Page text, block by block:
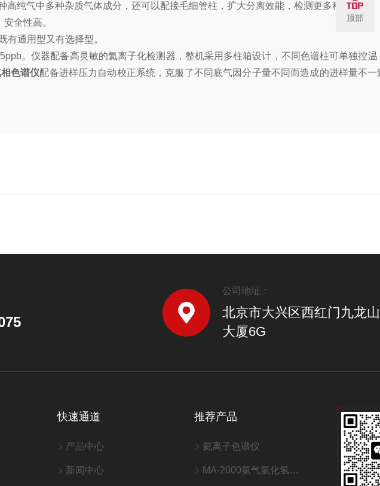
气中多种杂质气体成分，还可以配接毛细管柱，扩大分离效能，检测更多种成分。
全性高。
通用型又有选择型。
。仪器配备高灵敏的氦离子化检测器，整机采用多柱箱设计，不同色谱柱可单独控温
色谱仪配备进样压力自动校正系统，克服了不同底气因分子量不同而造成的进样量不一
公司地址：
北京市大兴区西红门九龙
大厦6G
快速通道
产品中心
新闻中心
推荐产品
氦离子色谱仪
MA-2000氯气氯化氢中微量水分析仪
顶部